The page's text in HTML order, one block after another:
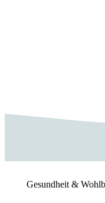
Gesundheit &